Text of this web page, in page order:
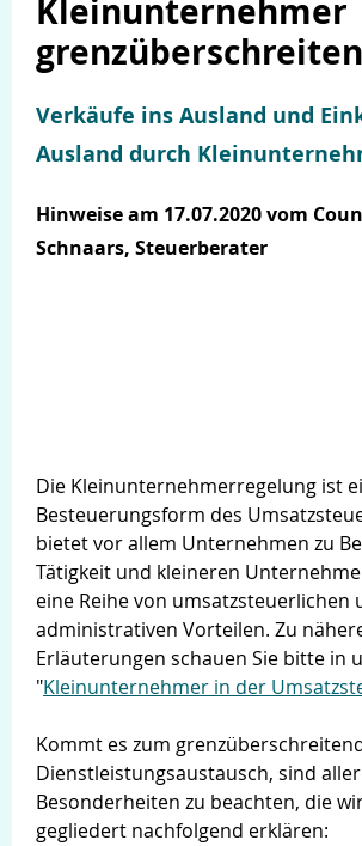
Kleinunternehmer
Verkäufe ins Ausland und
Ausland durch
Hinweise am 17.07.2020 vom
Schnaars, Steuerberater
Die Kleinunternehmerregelung ist
Besteuerungsform des
bietet vor allem Unternehmen zu
Tätigkeit und kleineren
eine Reihe von umsatzsteuerlichen
administrativen Vorteilen. Zu
Erläuterungen schauen Sie bitte in
"Kleinunternehmer in der
Kommt es zum
Dienstleistungsaustausch, sind
Besonderheiten zu beachten, die
gegliedert nachfolgend erklären:
Über uns